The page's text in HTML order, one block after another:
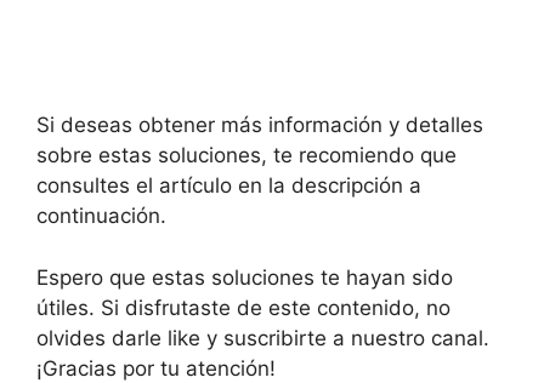
Si deseas obtener más información y detalles
sobre estas soluciones, te recomiendo que
consultes el artículo en la descripción a
continuación.
Espero que estas soluciones te hayan sido
útiles. Si disfrutaste de este contenido, no
olvides darle like y suscribirte a nuestro canal.
¡Gracias por tu atención!